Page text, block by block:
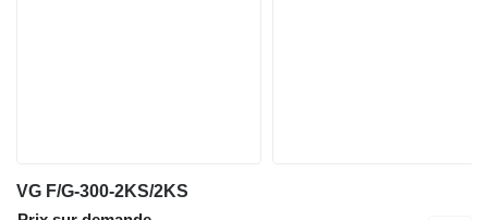
VG F/G-300-2KS/2KS